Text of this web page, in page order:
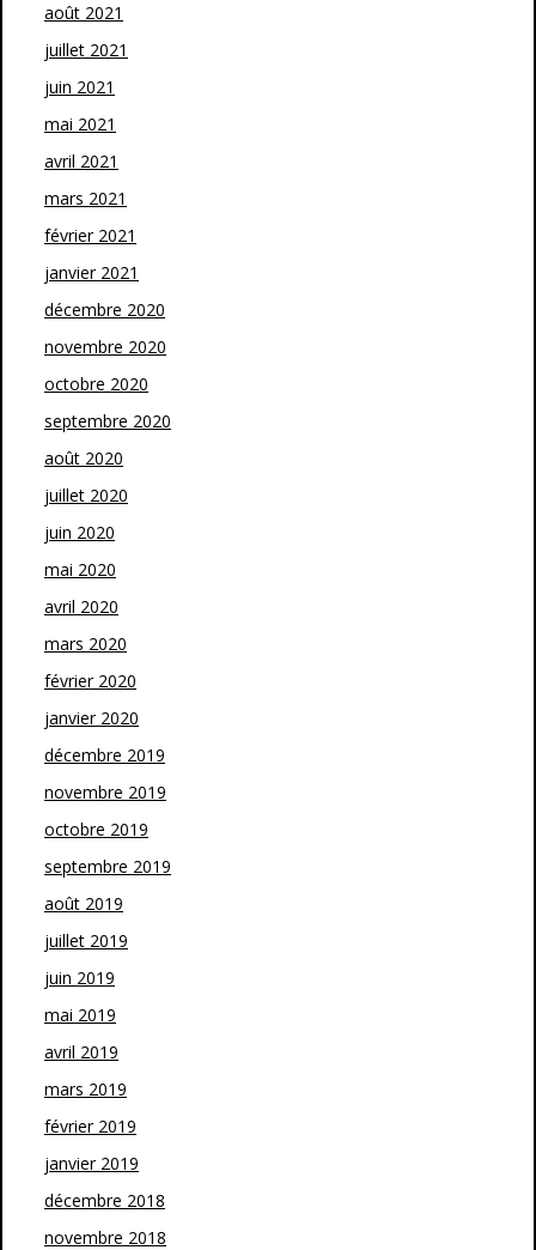
août 2021
juillet 2021
juin 2021
mai 2021
avril 2021
mars 2021
février 2021
janvier 2021
décembre 2020
novembre 2020
octobre 2020
septembre 2020
août 2020
juillet 2020
juin 2020
mai 2020
avril 2020
mars 2020
février 2020
janvier 2020
décembre 2019
novembre 2019
octobre 2019
septembre 2019
août 2019
juillet 2019
juin 2019
mai 2019
avril 2019
mars 2019
février 2019
janvier 2019
décembre 2018
novembre 2018